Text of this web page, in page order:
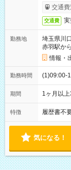
交通費
交通費 実
勤務地
埼玉県川
赤羽駅か
情報・
勤務時間 (1)09:00-
期間 1ヶ月以
特徴 履歴書不
気になる！